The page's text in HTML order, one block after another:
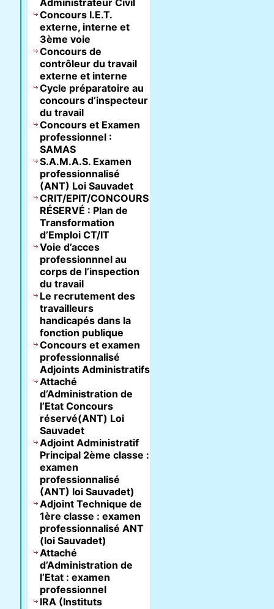
Administrateur Civil
Concours I.E.T.
externe, interne et
3ème voie
Concours de
contrôleur du travail
externe et interne
Cycle préparatoire au
concours d’inspecteur
du travail
Concours et Examen
professionnel :
SAMAS
S.A.M.A.S. Examen
professionnalisé
(ANT) Loi Sauvadet
CRIT/EPIT/CONCOURS
RÉSERVÉ : Plan de
Transformation
d’Emploi CT/IT
Voie d’acces
professionnnel au
corps de l’inspection
du travail
Le recrutement des
travailleurs
handicapés dans la
fonction publique
Concours et examen
professionnalisé
Adjoints Administratifs
Attaché
d’Administration de
l’Etat Concours
réservé(ANT) Loi
Sauvadet
Adjoint Administratif
Principal 2ème classe :
examen
professionnalisé
(ANT) loi Sauvadet)
Adjoint Technique de
1ère classe : examen
professionnalisé ANT
(loi Sauvadet)
Attaché
d’Administration de
l’Etat : examen
professionnel
IRA (Instituts